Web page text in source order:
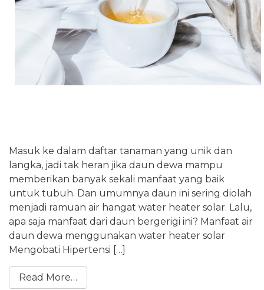
Masuk ke dalam daftar tanaman yang unik dan
langka, jadi tak heran jika daun dewa mampu
memberikan banyak sekali manfaat yang baik
untuk tubuh. Dan umumnya daun ini sering diolah
menjadi ramuan air hangat water heater solar. Lalu,
apa saja manfaat dari daun bergerigi ini? Manfaat air
daun dewa menggunakan water heater solar
Mengobati Hipertensi […]
Read More…